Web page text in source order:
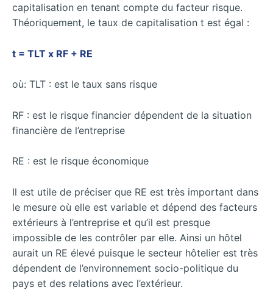
capitalisation en tenant compte du facteur risque.
Théoriquement, le taux de capitalisation t est égal :
t = TLT x RF + RE
où: TLT : est le taux sans risque
RF : est le risque financier dépendent de la situation
financière de l’entreprise
RE : est le risque économique
Il est utile de préciser que RE est très important dans
le mesure où elle est variable et dépend des facteurs
extérieurs à l’entreprise et qu’il est presque
impossible de les contrôler par elle. Ainsi un hôtel
aurait un RE élevé puisque le secteur hôtelier est très
dépendent de l’environnement socio-politique du
pays et des relations avec l’extérieur.